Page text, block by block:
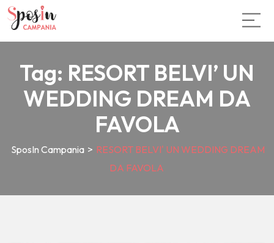
Tag: RESORT BELVI’ UN
WEDDING DREAM DA
FAVOLA
SposIn Campania > RESORT BELVI' UN WEDDING DREAM
DA FAVOLA